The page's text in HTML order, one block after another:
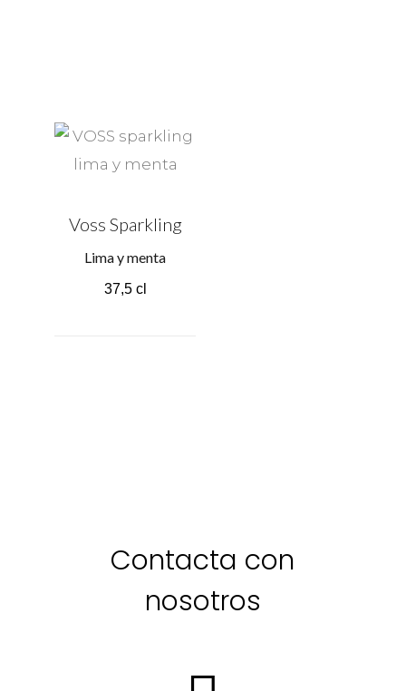
Voss Sparkling
Lima y menta
37,5 cl
Contacta con
nosotros